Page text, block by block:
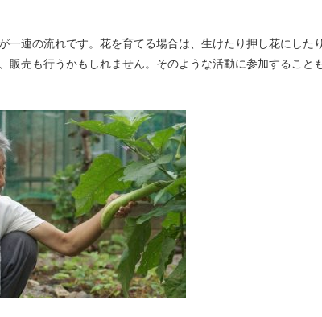
一連の流れです。花を育てる場合は、生けたり押し花にした
販売も行うかもしれません。そのような活動に参加すること